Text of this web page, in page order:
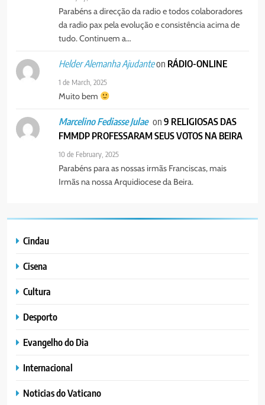
SURGIRAM RESISTÊNCIAS PELO
CAMINHO
PAX NOTICIAS EDIÇÃO 28 DE
JUNHO DE 2026
PORTUGUÊS
Parabéns a direcção da radio e todos colaboradores
da radio pax pela evolução e consistência acima de
tudo. Continuem a…
Helder Alemanha Ajudanteon RÁDIO-ONLINE
1 de March, 2025
Muito bem
Marcelino Fediasse Julae on9 RELIGIOSAS DAS
FMMDP PROFESSARAM SEUS VOTOS NA BEIRA
10 de February, 2025
Parabéns para as nossas irmãs Franciscas, mais
Irmãs na nossa Arquidiocese da Beira.
Cindau
Cisena
Cultura
Desporto
Evangelho do Dia
Internacional
Noticias do Vaticano